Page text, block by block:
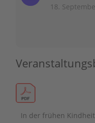
18.
In der frühen